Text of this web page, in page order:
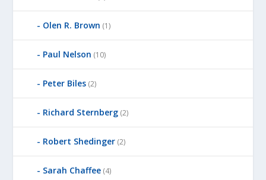
Olen R. Brown (1)
Paul Nelson (10)
Peter Biles (2)
Richard Sternberg (2)
Robert Shedinger (2)
Sarah Chaffee (4)